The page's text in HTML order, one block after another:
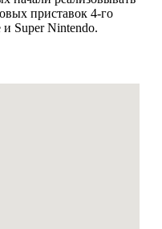
приставок 4-го
Super Nintendo.